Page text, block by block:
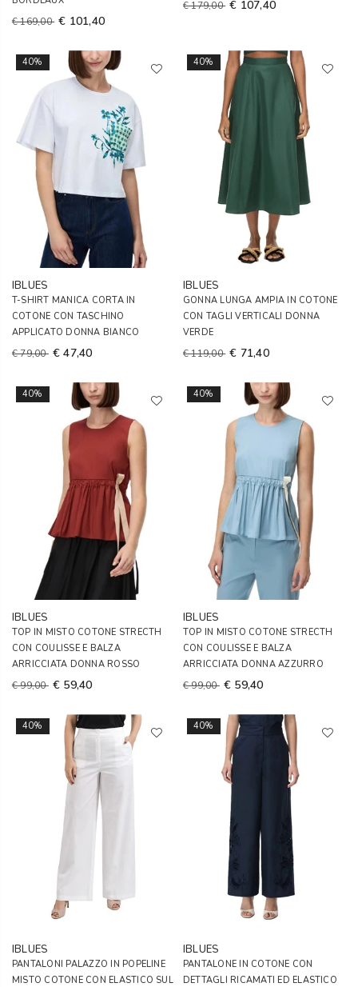
€ 169,00 € 101,40
€ 179,00 € 107,40
40%
IBLUES
T-SHIRT MANICA CORTA IN
COTONE CON TASCHINO
APPLICATO DONNA BIANCO
€ 79,00 € 47,40
40%
IBLUES
GONNA LUNGA AMPIA IN COTONE
CON TAGLI VERTICALI DONNA
VERDE
€ 119,00 € 71,40
40%
IBLUES
TOP IN MISTO COTONE STRECTH
CON COULISSE E BALZA
ARRICCIATA DONNA ROSSO
€ 99,00 € 59,40
40%
IBLUES
TOP IN MISTO COTONE STRECTH
CON COULISSE E BALZA
ARRICCIATA DONNA AZZURRO
€ 99,00 € 59,40
40%
IBLUES
PANTALONI PALAZZO IN POPELINE
MISTO COTONE CON ELASTICO SUL
40%
IBLUES
PANTALONE IN COTONE CON
DETTAGLI RICAMATI ED ELASTICO